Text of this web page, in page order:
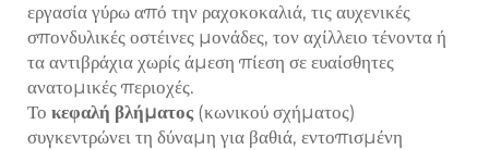
εργασία γύρω από την ραχοκοκαλιά, τις αυχενικές
σπονδυλικές οστέινες μονάδες, τον αχίλλειο τένοντα ή
τα αντιβράχια χωρίς άμεση πίεση σε ευαίσθητες
ανατομικές περιοχές.
Το κεφαλή βλήματος (κωνικού σχήματος)
συγκεντρώνει τη δύναμη για βαθιά, εντοπισμένη